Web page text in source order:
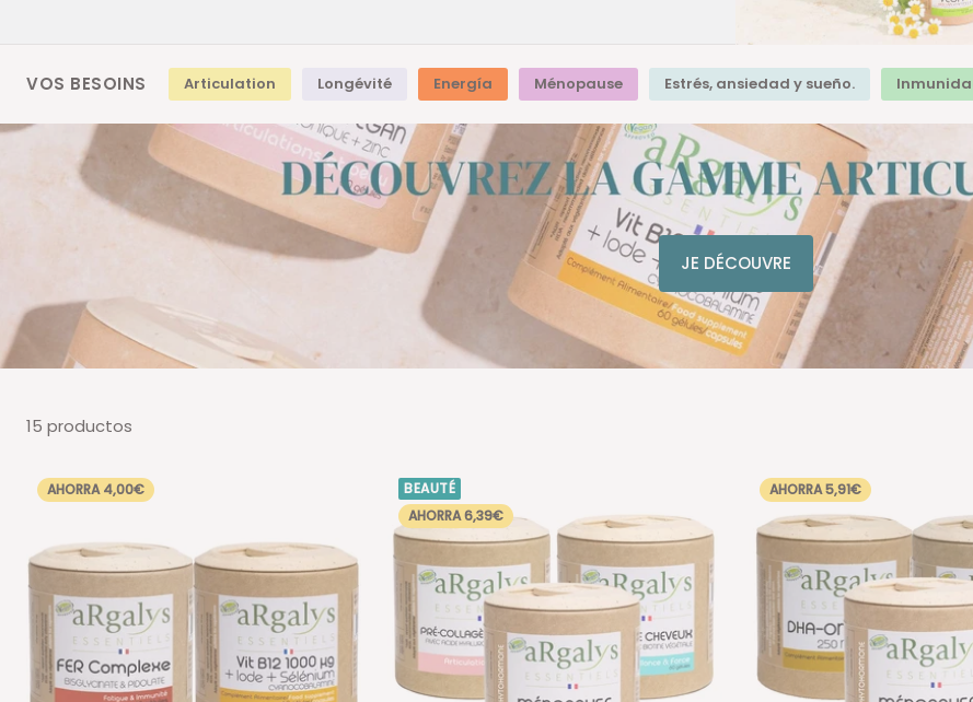
VOS BESOINS Articulation Longévité Energía Ménopause Estrés, ansiedad y sueño.
JE DÉCOUVRE
15 productos
AHORRA 4,00€
BEAUTÉ
AHORRA 6,39€
AHORRA 5,91€